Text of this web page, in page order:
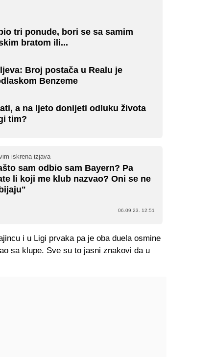
tri ponude, bori se sa samim
bratom ili...
Broj postača u Realu je
Benzeme
a na ljeto donijeti odluku života
tim?
iskrena izjava
sam odbio sam Bayern? Pa
li koji me klub nazvao? Oni se ne
06.09.23. 12:51
i u Ligi prvaka pa je oba duela osmine
sa klupe. Sve su to jasni znakovi da u